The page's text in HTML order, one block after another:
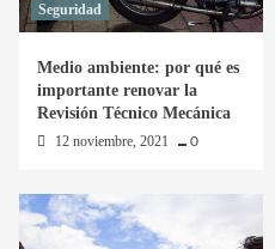
Seguridad
Medio ambiente: por qué es
importante renovar la
Revisión Técnico Mecánica
12 noviembre, 2021 0